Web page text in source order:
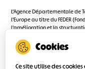
L'Agence Départementale de
l’Europe au titre du FEDER
l’amélioration et la
d’orienter au mieux le visiteur.
Ce site utilise des